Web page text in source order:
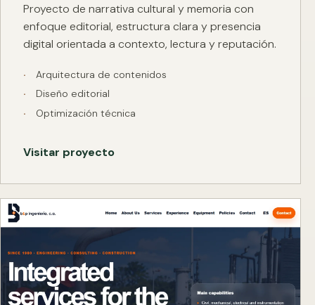
Proyecto de narrativa cultural y memoria con
enfoque editorial, estructura clara y presencia
digital orientada a contexto, lectura y reputación.
Arquitectura de contenidos
Diseño editorial
Optimización técnica
Visitar proyecto